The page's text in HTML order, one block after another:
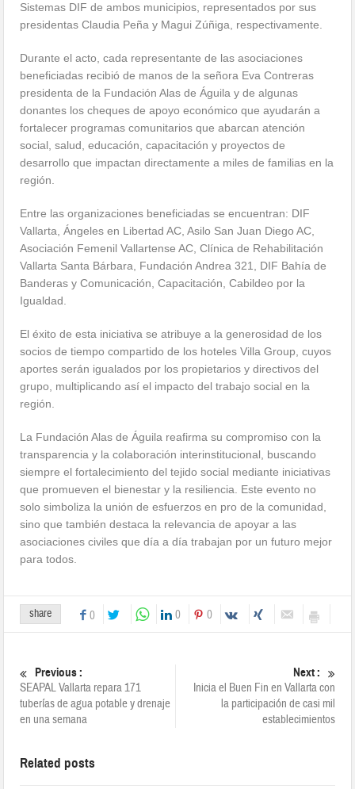
Sistemas DIF de ambos municipios, representados por sus
presidentas Claudia Peña y Magui Zúñiga, respectivamente.
Durante el acto, cada representante de las asociaciones
beneficiadas recibió de manos de la señora Eva Contreras
presidenta de la Fundación Alas de Águila y de algunas
donantes los cheques de apoyo económico que ayudarán a
fortalecer programas comunitarios que abarcan atención
social, salud, educación, capacitación y proyectos de
desarrollo que impactan directamente a miles de familias en la
región.
Entre las organizaciones beneficiadas se encuentran: DIF
Vallarta, Ángeles en Libertad AC, Asilo San Juan Diego AC,
Asociación Femenil Vallartense AC, Clínica de Rehabilitación
Vallarta Santa Bárbara, Fundación Andrea 321, DIF Bahía de
Banderas y Comunicación, Capacitación, Cabildeo por la
Igualdad.
El éxito de esta iniciativa se atribuye a la generosidad de los
socios de tiempo compartido de los hoteles Villa Group, cuyos
aportes serán igualados por los propietarios y directivos del
grupo, multiplicando así el impacto del trabajo social en la
región.
La Fundación Alas de Águila reafirma su compromiso con la
transparencia y la colaboración interinstitucional, buscando
siempre el fortalecimiento del tejido social mediante iniciativas
que promueven el bienestar y la resiliencia. Este evento no
solo simboliza la unión de esfuerzos en pro de la comunidad,
sino que también destaca la relevancia de apoyar a las
asociaciones civiles que día a día trabajan por un futuro mejor
para todos.
share 0 0 0
Previous :
SEAPAL Vallarta repara 171
tuberías de agua potable y drenaje
en una semana
Next :
Inicia el Buen Fin en Vallarta con
la participación de casi mil
establecimientos
Related posts